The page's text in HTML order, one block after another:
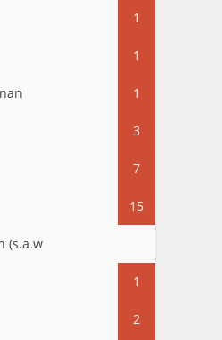
1
1
1
3
7
15
(s.a.w
1
2